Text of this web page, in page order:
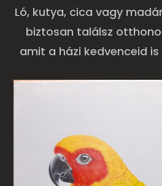
Ló, kutya, cica vagy
biztosan találsz
amit a házi kedvenceid